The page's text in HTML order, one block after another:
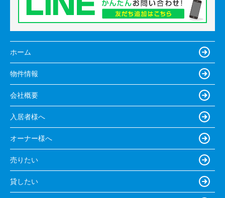
ホーム
物件情報
会社概要
入居者様へ
オーナー様へ
売りたい
貸したい